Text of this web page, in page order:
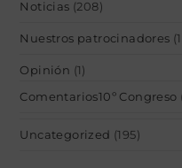
Noticias (208)
Nuestros patrocinadores
Opinión (1)
Comentarios10º Congreso
Uncategorized (195)